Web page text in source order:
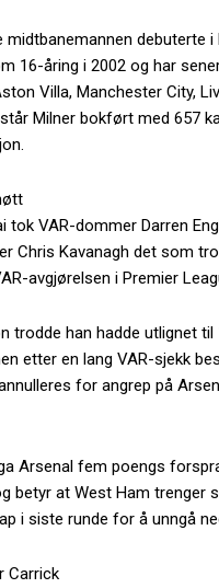
midtbanemannen debuterte i
16-åring i 2002 og har
Villa, Manchester City,
Milner bokført med 657
tok VAR-dommer Darren
Chris Kavanagh det som
avgjørelsen i Premier
trodde han hadde utlignet
etter en lang VAR-sjekk
for angrep på
Arsenal fem poengs
betyr at West Ham trenger
i siste runde for å unngå
Carrick